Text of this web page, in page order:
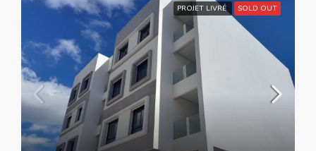
PROJET LIVRÉ SOLD OUT